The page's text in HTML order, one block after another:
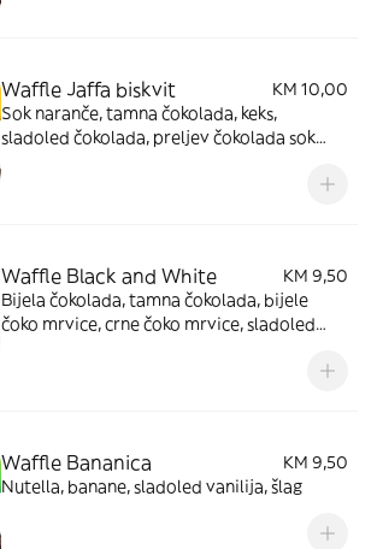
Waffle Jaffa biskvit
KM 10,00
Sok naranče, tamna čokolada, keks,
sladoled čokolada, preljev čokolada sok
Waffle Black and White
KM 9,50
Bijela čokolada, tamna čokolada, bijele
čoko mrvice, crne čoko mrvice, sladoled
Waffle Bananica
KM 9,50
Nutella, banane, sladoled vanilija, šlag